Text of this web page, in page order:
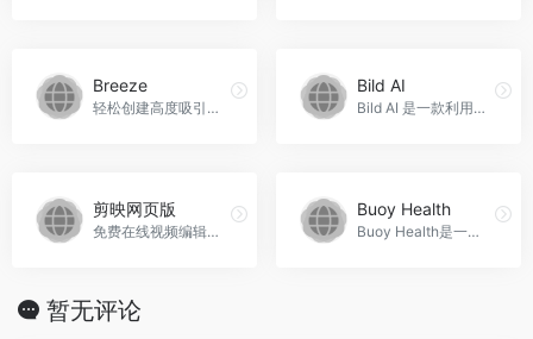
Breeze
轻松创建高度吸引力的产品照片，Breeze官网入口网址
Bild AI
Bild AI 是一款利用人工智能读取和理解蓝图的工具，帮助快速估算材料成本并确保蓝图准确性。
剪映网页版
免费在线视频编辑器，功能全面、操作简单，无需任何经验即可快速上手。海量优质版权素材，商用无忧，无惧侵权，剪映网页版官网入口网址
Buoy Health
Buoy Health是一款通过人工智能技术帮助用户检查症状并找到合适的医疗保健方案的健康助手应用。用户可以通过回答问题来确定病情，并获取临床专家撰写的可靠医疗信息。此外，用户还可以查看其他用户的评论和排行榜，以帮助他们选择合适的产品、服务或医生，Buoy Health官网入口网址
暂无评论